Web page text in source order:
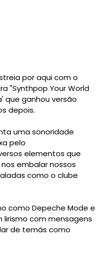
por aqui com o
"Synthpop Your World
que ganhou versão
depois.
uma sonoridade
pelo
elementos que
embalar nossos
como o clube
como Depeche Mode e
lirismo com mensagens
de temás como